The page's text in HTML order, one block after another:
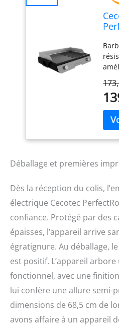
en
et
de
au
x
une
Déballage et premières
Dès la réception du colis,
électrique Cecotec
confiance. Protégé par des
épaisses, l’appareil arrive
égratignure. Au déballage,
est positif. L’appareil
fonctionnel, avec une
lui confère une allure semi-
dimensions de 68,5 cm de
avons affaire à un appareil